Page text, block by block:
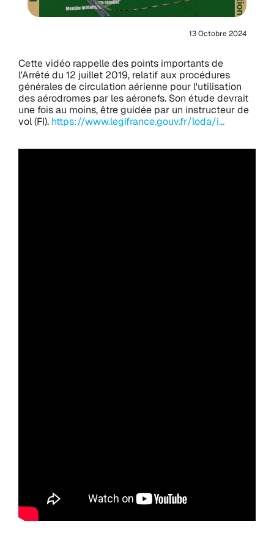
13 Octobre 2024
Cette vidéo rappelle des points importants de
l'Arrêté du 12 juillet 2019, relatif aux procédures
générales de circulation aérienne pour l'utilisation
des aérodromes par les aéronefs. Son étude devrait
une fois au moins, être guidée par un instructeur de
vol (FI). https://www.legifrance.gouv.fr/loda/i...